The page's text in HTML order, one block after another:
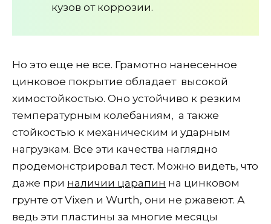
кузов от коррозии.
Но это еще не все. Грамотно нанесенное
цинковое покрытие обладает высокой
химостойкостью. Оно устойчиво к резким
температурным колебаниям, а также
стойкостью к механическим и ударным
нагрузкам. Все эти качества наглядно
продемонстрировал тест. Можно видеть, что
даже при наличии царапин на цинковом
грунте от Vixen и Wurth, они не ржавеют. А
ведь эти пластины за многие месяцы